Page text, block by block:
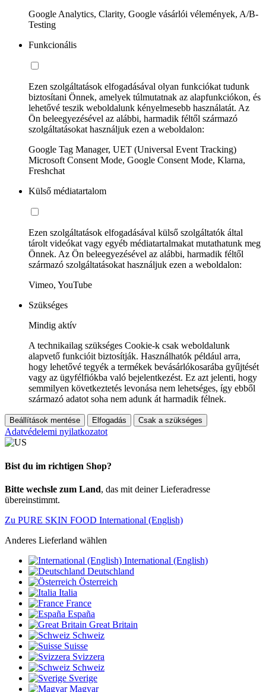
Google Analytics, Clarity, Google vásárlói vélemények, A/B-
Testing
Funkcionális
Ezen szolgáltatások elfogadásával olyan funkciókat tudunk
biztosítani Önnek, amelyek túlmutatnak az alapfunkciókon, és
lehetővé teszik weboldalunk kényelmesebb használatát. Az
Ön beleegyezésével az alábbi, harmadik féltől származó
szolgáltatásokat használjuk ezen a weboldalon:
Google Tag Manager, UET (Universal Event Tracking)
Microsoft Consent Mode, Google Consent Mode, Klarna,
Freshchat
Külső médiatartalom
Ezen szolgáltatások elfogadásával külső szolgáltatók által
tárolt videókat vagy egyéb médiatartalmakat mutathatunk meg
Önnek. Az Ön beleegyezésével az alábbi, harmadik féltől
származó szolgáltatásokat használjuk ezen a weboldalon:
Vimeo, YouTube
Szükséges
Mindig aktív
A technikailag szükséges Cookie-k csak weboldalunk
alapvető funkcióit biztosítják. Használhatók például arra,
hogy lehetővé tegyék a termékek bevásárlókosarába gyűjtését
vagy az ügyfélfiókba való bejelentkezést. Ez azt jelenti, hogy
semmilyen következtetés levonása nem lehetséges, így ebből
származó adatot soha nem adunk át harmadik félnek.
Beállítások mentése Elfogadás Csak a szükséges
Adatvédelemi nyilatkozatot
Bist du im richtigen Shop?
Bitte wechsle zum Land, das mit deiner Lieferadresse
übereinstimmt.
Zu PURE SKIN FOOD International (English)
Anderes Lieferland wählen
International (English)
Deutschland
Österreich
Italia
France
España
Great Britain
Schweiz
Suisse
Svizzera
Schweiz
Sverige
Magyar